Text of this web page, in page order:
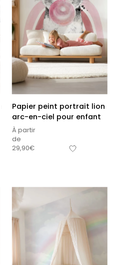
Papier peint portrait lion
arc-en-ciel pour enfant
À partir
de
29,90€